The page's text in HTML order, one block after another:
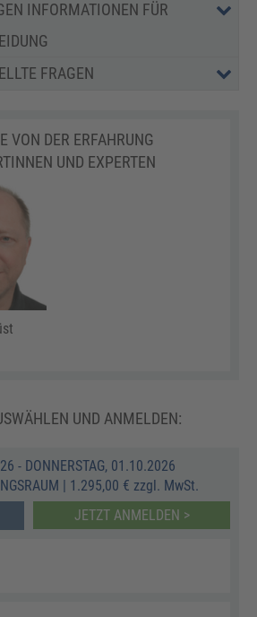
INFORMATIONEN FÜR
FRAGEN
VON DER ERFAHRUNG
UND EXPERTEN
UND ANMELDEN:
- DONNERSTAG, 01.10.2026
1.295,00 € zzgl. MwSt.
JETZT ANMELDEN >